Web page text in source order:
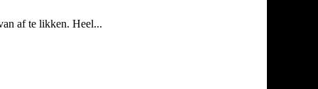
af te likken. Heel...